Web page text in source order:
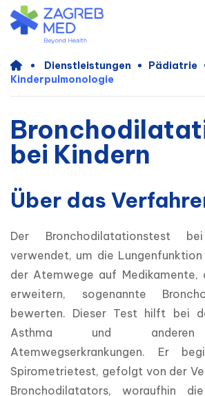
Dienstleistungen
Pädiatrie
Kinderpulmonologie
bei Kindern
Über das
Der Bronchodilatationstest
verwendet, um die
der Atemwege auf Medikamente,
erweitern, sogenannte
bewerten. Dieser Test hilft bei
Asthma und anderen
Atemwegserkrankungen. Er
Spirometrietest, gefolgt von der
Bronchodilatators, woraufhin